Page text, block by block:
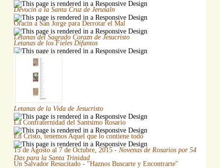
Devocin a la Santa Cruz de Jerusaln
Oracin a San Jorge para Derrotar el Mal
Letanas del Sagrado Corazn de Jesucristo
Letanas de los Fieles Difuntos
Letanas de la Vida de Jesucristo
La Confraternidad del Santsimo Rosario
En Cristo, tenemos Aquel que lo contiene todo
15 de Agosto al 7 de Octubre, 2015 - Novenas de Rosarios por 54
Das para la Santa Trinidad
Un Salvador Resucitado - "Haznos Buscarte y Encontrarte"